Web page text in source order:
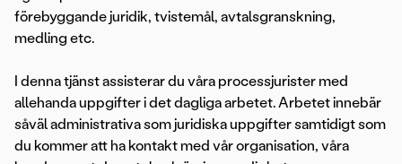
förebyggande juridik, tvistemål, avtalsgranskning,
medling etc.
I denna tjänst assisterar du våra processjurister med
allehanda uppgifter i det dagliga arbetet. Arbetet innebär
såväl administrativa som juridiska uppgifter samtidigt som
du kommer att ha kontakt med vår organisation, våra